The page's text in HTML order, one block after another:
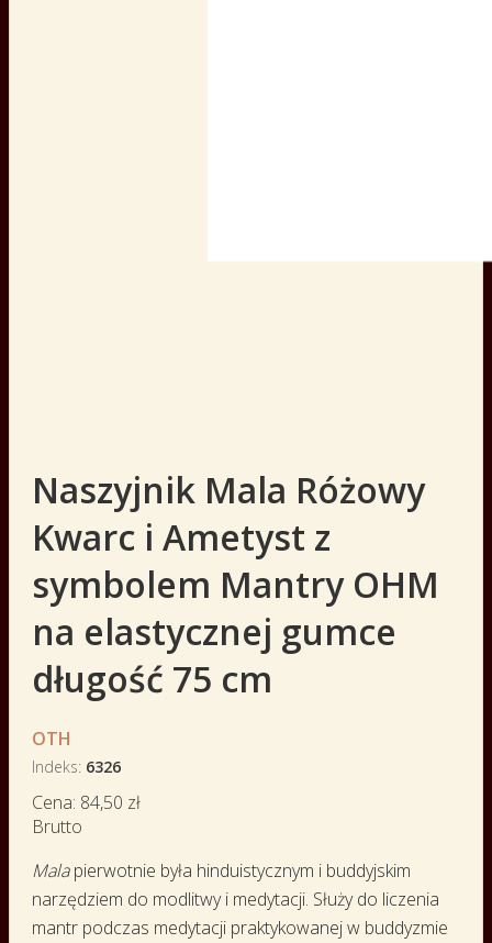
Naszyjnik Mala Różowy
Kwarc i Ametyst z
symbolem Mantry OHM
na elastycznej gumce
długość 75 cm
OTH
Indeks 6326
Cena: 84,50 zł
Brutto
Malapierwotnie była hinduistycznym i buddyjskim
narzędziem do modlitwy i medytacji. Służy do liczenia
mantr podczas medytacji praktykowanej w buddyzmie